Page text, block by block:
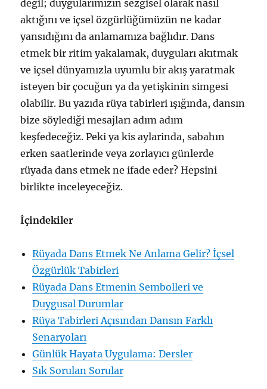
değil; duygularımızın sezgisel olarak nasıl
aktığını ve içsel özgürlüğümüzün ne kadar
yansıdığını da anlamamıza bağlıdır. Dans
etmek bir ritim yakalamak, duyguları akıtmak
ve içsel dünyamızla uyumlu bir akış yaratmak
isteyen bir çocuğun ya da yetişkinin simgesi
olabilir. Bu yazıda rüya tabirleri ışığında, dansın
bize söylediği mesajları adım adım
keşfedeceğiz. Peki ya kis aylarinda, sabahın
erken saatlerinde veya zorlayıcı günlerde
rüyada dans etmek ne ifade eder? Hepsini
birlikte inceleyeceğiz.
İçindekiler
Rüyada Dans Etmek Ne Anlama Gelir? İçsel
Özgürlük Tabirleri
Rüyada Dans Etmenin Sembolleri ve
Duygusal Durumlar
Rüya Tabirleri Açısından Dansın Farklı
Senaryoları
Günlük Hayata Uygulama: Dersler
Sık Sorulan Sorular